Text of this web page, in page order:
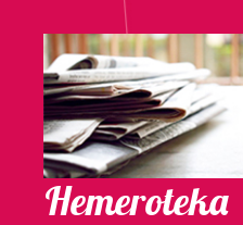
Hemeroteka